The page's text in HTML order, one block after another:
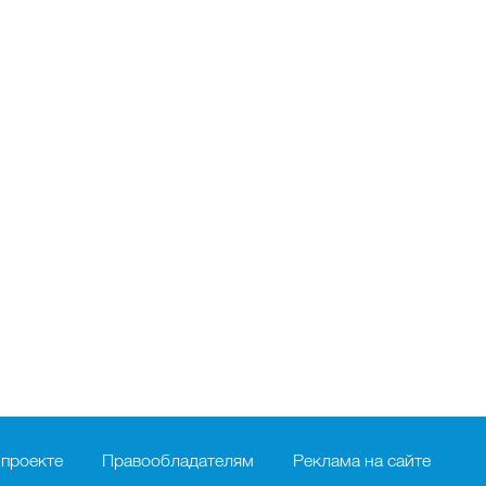
Правообладателям Реклама на сайте